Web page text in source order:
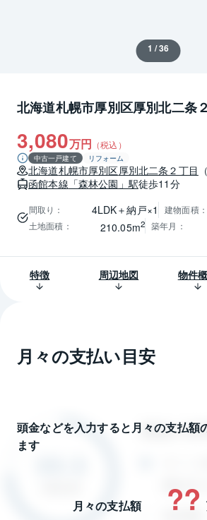
1 / 36
北海道札幌市厚別区厚別北二条
3,080万円 （税込）
中古一戸建て リフォーム
北海道札幌市厚別区厚別北二条２丁目
函館本線 「森林公園」駅徒歩11分
間取り ： 4LDK＋納戸×1 建物面積：
土地面積 ： 210.05m2 築年月 ：
特徴 周辺地図 物件
月々の支払い目安
頭金などを入力すると月々の支払額
ます
月々の支払額 ??